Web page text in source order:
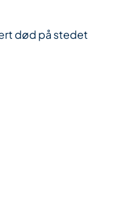
død på stedet